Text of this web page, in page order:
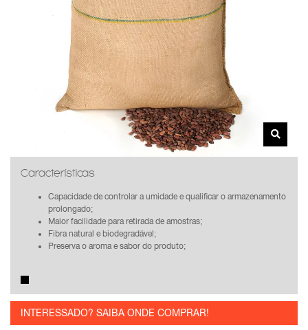
Características
Capacidade de controlar a umidade e qualificar o armazenamento
prolongado;
Maior facilidade para retirada de amostras;
Fibra natural e biodegradável;
Preserva o aroma e sabor do produto;
INTERESSADO? SAIBA ONDE COMPRAR!